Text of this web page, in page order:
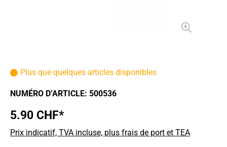
Plus que quelques articles disponibles
NUMÉRO D’ARTICLE: 500536
5.90 CHF*
Prix indicatif, TVA incluse, plus frais de port et TEA